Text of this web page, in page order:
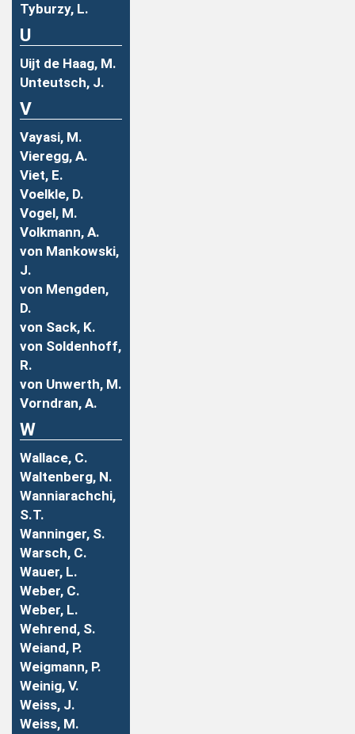
Tyburzy, L.
U
Uijt de Haag, M.
Unteutsch, J.
V
Vayasi, M.
Vieregg, A.
Viet, E.
Voelkle, D.
Vogel, M.
Volkmann, A.
von Mankowski,
J.
von Mengden,
D.
von Sack, K.
von Soldenhoff,
R.
von Unwerth, M.
Vorndran, A.
W
Wallace, C.
Waltenberg, N.
Wanniarachchi,
S.T.
Wanninger, S.
Warsch, C.
Wauer, L.
Weber, C.
Weber, L.
Wehrend, S.
Weiand, P.
Weigmann, P.
Weinig, V.
Weiss, J.
Weiss, M.